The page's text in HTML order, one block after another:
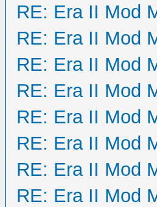
RE: Era II Mod
RE: Era II Mod
RE: Era II Mod
RE: Era II Mod
RE: Era II Mod
RE: Era II Mod
RE: Era II Mod
RE: Era II Mod